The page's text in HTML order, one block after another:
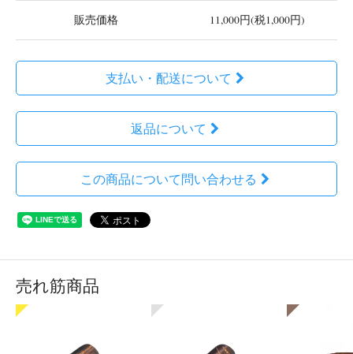
販売価格 11,000円(税1,000円)
支払い・配送について
返品について
この商品について問い合わせる
売れ筋商品